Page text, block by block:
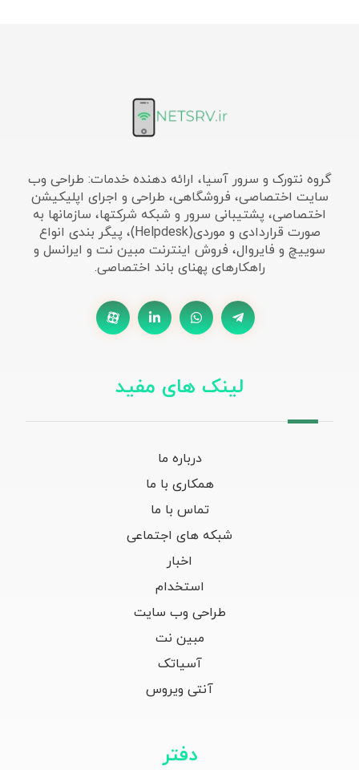
گروه نتورک و سرور آسیا، ارائه دهنده خدمات: طراحی وب
سایت اختصاصی، فروشگاهی، طراحی و اجرای اپلیکیشن
اختصاصی، پشتیبانی سرور و شبکه شرکتها، سازمانها به
صورت قراردادی و موردی(Helpdesk)، پیگر بندی انواع
سوییچ و فایروال، فروش اینترنت مبین نت و ایرانسل و
راهکارهای پهنای باند اختصاصی.
لینک های مفید
درباره ما
همکاری با ما
تماس با ما
شبکه های اجتماعی
اخبار
استخدام
طراحی وب سایت
مبین نت
آسیاتک
آنتی ویروس
دفتر